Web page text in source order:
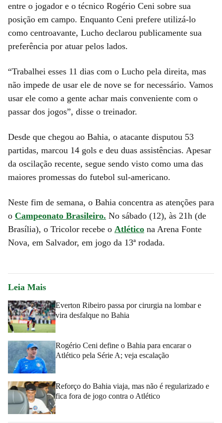
entre o jogador e o técnico Rogério Ceni sobre sua
posição em campo. Enquanto Ceni prefere utilizá-lo
como centroavante, Lucho declarou publicamente sua
preferência por atuar pelos lados.
“Trabalhei esses 11 dias com o Lucho pela direita, mas
não impede de usar ele de nove se for necessário. Vamos
usar ele como a gente achar mais conveniente com o
passar dos jogos”, disse o treinador.
Desde que chegou ao Bahia, o atacante disputou 53
partidas, marcou 14 gols e deu duas assistências. Apesar
da oscilação recente, segue sendo visto como uma das
maiores promessas do futebol sul-americano.
Neste fim de semana, o Bahia concentra as atenções para
o Campeonato Brasileiro. No sábado (12), às 21h (de
Brasília), o Tricolor recebe o Atlético na Arena Fonte
Nova, em Salvador, em jogo da 13ª rodada.
Leia Mais
Everton Ribeiro passa por cirurgia na lombar e
vira desfalque no Bahia
Rogério Ceni define o Bahia para encarar o
Atlético pela Série A; veja escalação
Reforço do Bahia viaja, mas não é regularizado e
fica fora de jogo contra o Atlético